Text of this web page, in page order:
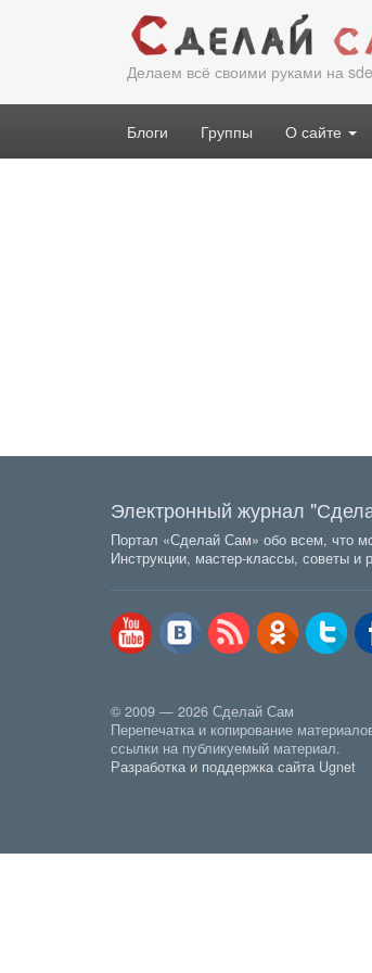
Делаем всё своими руками на
Блоги Группы О сайте
Электронный журнал
Портал «Сделай Сам» обо всем, что
Инструкции, мастер-классы, советы и
© 2009 — 2026 Сделай Сам
Перепечатка и копирование
ссылки на публикуемый материал.
Разработка и поддержка сайта Ugnet